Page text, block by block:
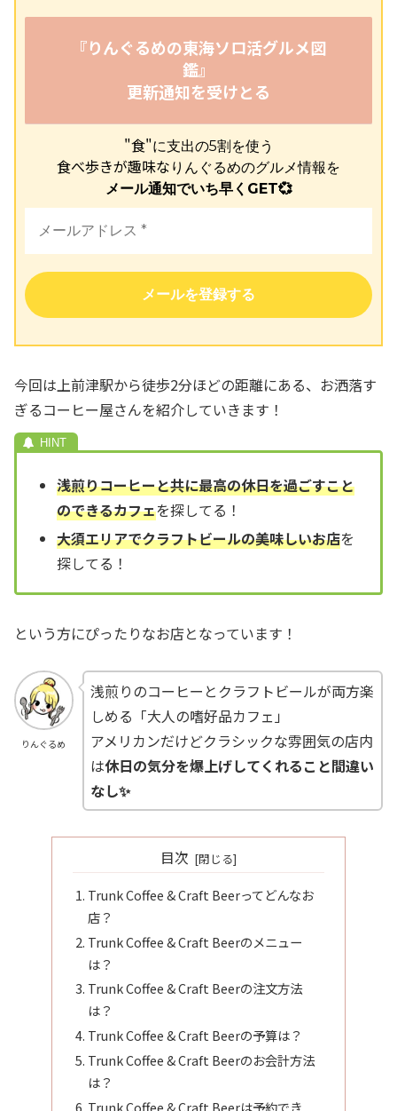
『りんぐるめの東海ソロ活グルメ図
鑑』
更新通知を受けとる
"食"に支出の5割を使う
食べ歩きが趣味な りんぐるめのグルメ情報を
メール通知でいち早くGET💞
今回は上前津駅から徒歩2分ほどの距離にある、お洒落す
ぎるコーヒー屋さんを紹介していきます！
浅煎りコーヒーと共に最高の休日を過ごすこと
のできるカフェを探してる！
大須エリアでクラフトビールの美味しいお店を
探してる！
という方にぴったりなお店となっています！
りんぐるめ
浅煎りのコーヒーとクラフトビールが両方楽
しめる「大人の嗜好品カフェ」
アメリカンだけどクラシックな雰囲気の店内
は休日の気分を爆上げしてくれること間違い
なし✨
目次
Trunk Coffee & Craft Beerってどんなお
店？
Trunk Coffee & Craft Beerのメニュー
は？
Trunk Coffee & Craft Beerの注文方法
は？
Trunk Coffee & Craft Beerの予算は？
Trunk Coffee & Craft Beerのお会計方法
は？
Trunk Coffee & Craft Beerは予約でき